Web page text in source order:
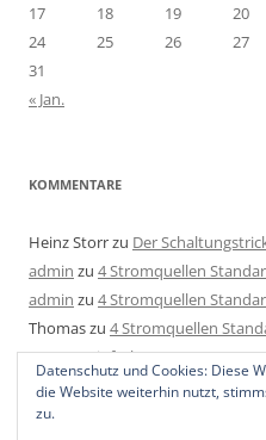
17
18 19 20
24
25 26 27
31
« Jan.
KOMMENTARE
Heinz Storrzu Der
admin zu 4 Stromquellen
admin zu 4 Stromquellen
Thomaszu 4 Stromquellen
MatszuEinfache LED
2 Bauteilen, 1 Regler und 1
Datenschutz und Cookies: Diese
die Website weiterhin nutzt,
zu.